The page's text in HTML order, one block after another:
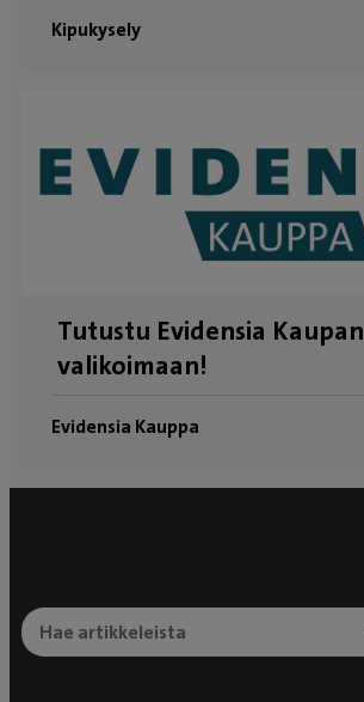
Kipukysely
Tutustu Evidensia Kaupan
valikoimaan!
Evidensia Kauppa